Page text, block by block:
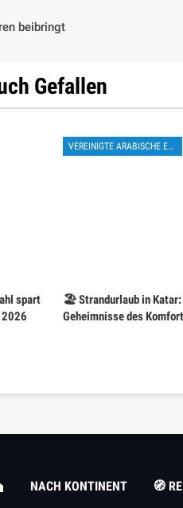
beibringt
Gefallen
spart
2026
VEREINIGTE ARABISCHE EMIRATE
🏖️ Strandurlaub in Katar:
Geheimnisse des
NACH KONTINENT 🧭